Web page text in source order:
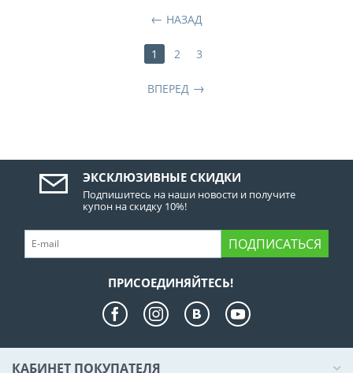
НАЗАД
1 2 3
ВПЕРЕД
ЭКСКЛЮЗИВНЫЕ СКИДКИ
Подпишитесь на наши новости и получите
купон на скидку 10%!
ПОДПИСАТЬСЯ
ПРИСОЕДИНЯЙТЕСЬ!
КАБИНЕТ ПОКУПАТЕЛЯ